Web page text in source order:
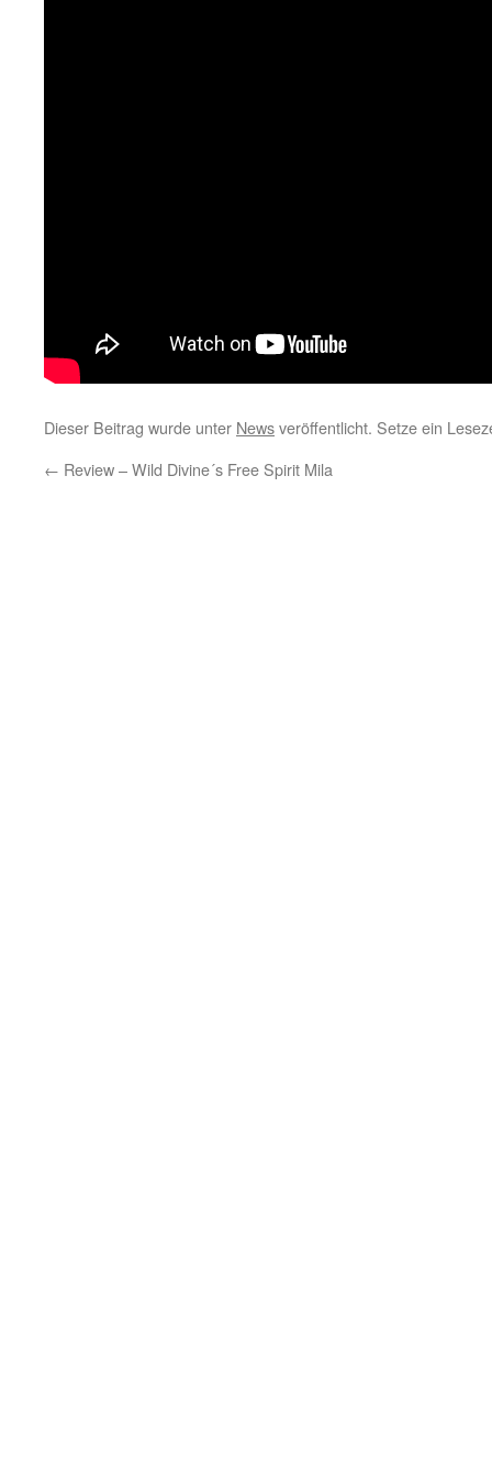
Dieser Beitrag wurde unter Newsveröffentlicht. Setze ein
← Review – Wild Divine´s Free Spirit Mila